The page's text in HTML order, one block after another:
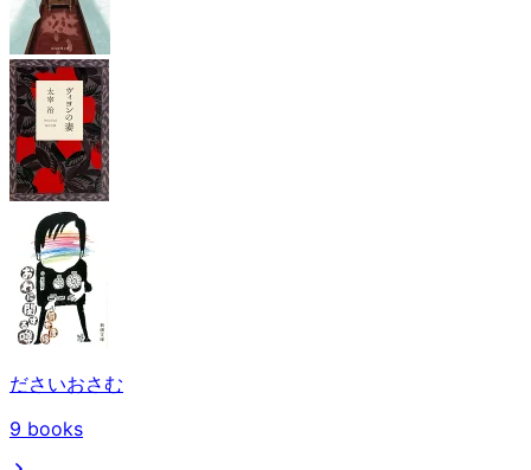
ださいおさむ
9 books